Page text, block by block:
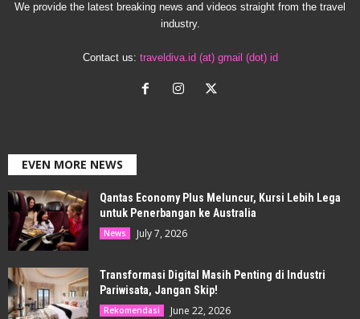
We provide the latest breaking news and videos straight from the travel
industry.
Contact us: traveldiva.id (at) gmail (dot) id
EVEN MORE NEWS
Qantas Economy Plus Meluncur, Kursi Lebih Lega
untuk Penerbangan ke Australia
News July 7, 2026
Transformasi Digital Masih Penting di Industri
Pariwisata, Jangan Skip!
Rekomendasi June 22, 2026